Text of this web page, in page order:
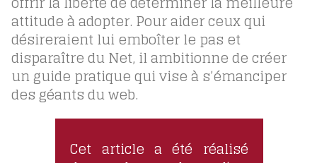
attitude à adopter. Pour aider ceux qui
désireraient lui emboîter le pas et
disparaître du Net, il ambitionne de créer
un guide pratique qui vise à s’émanciper
des géants du web.
Cet article a été réalisé